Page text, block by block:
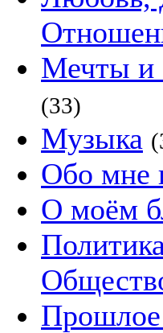
Мечты и
(33)
Музыка
Обо мне
О моём